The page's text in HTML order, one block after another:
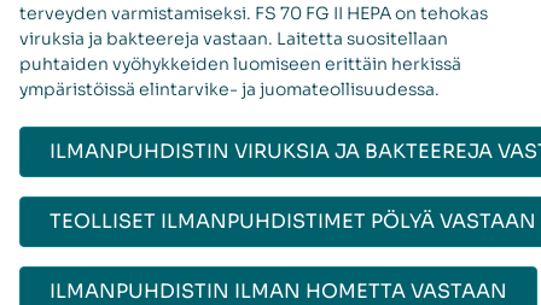
terveyden varmistamiseksi. FS 70 FG II HEPA on tehokas
viruksia ja bakteereja vastaan. Laitetta suositellaan
puhtaiden vyöhykkeiden luomiseen erittäin herkissä
ympäristöissä elintarvike- ja juomateollisuudessa.
ILMANPUHDISTIN VIRUKSIA JA BAKTEEREJA
TEOLLISET ILMANPUHDISTIMET PÖLYÄ VASTAAN
ILMANPUHDISTIN ILMAN HOMETTA VASTAAN